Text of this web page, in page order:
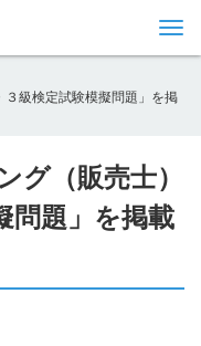
３級検定試験模擬問題」を掲
グ（販売士）
問題」を掲載